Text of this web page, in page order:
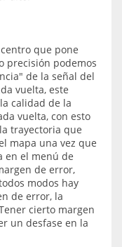
que pone
precisión podemos
de la señal del
vuelta, este
calidad de la
vuelta, con esto
trayectoria que
mapa una vez que
en el menú de
de error,
modos hay
de error, la
cierto margen
un desfase en la